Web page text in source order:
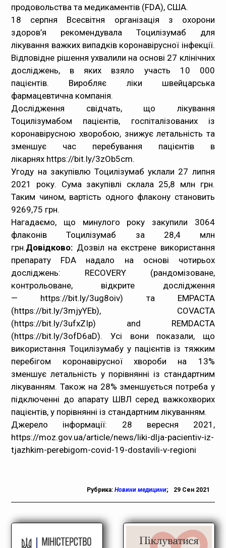
продовольства та медикаментів (FDA), США.
18 серпня Всесвітня організація з охорони
здоров’я рекомендувала Тоцилізумаб для
лікування важких випадків коронавірусної інфекції.
Відповідне рішення ухвалили на основі 27 клінічних
досліджень, в яких взяло участь 10 000
пацієнтів. Виробляє ліки швейцарська
фармацевтична компанія.
Дослідження свідчать, що лікування
Тоцилізумабом пацієнтів, госпіталізованих із
коронавірусною хворобою, знижує летальність та
зменшує час перебування пацієнтів в
лікарнях https://bit.ly/3zOb5cm.
Угоду на закупівлю Тоцилізумаб уклали 27 липня
2021 року. Сума закупівлі склала 25,8 млн грн.
Таким чином, вартість одного флакону становить
9269,75 грн.
Нагадаємо, що минулого року закупили 3064
флаконів Тоцилізумаб за 28,4 млн
грн.Довідково: Дозвіл на екстрене використання
препарату FDA надало на основі чотирьох
досліджень: RECOVERY (рандомізоване,
контрольоване, відкрите дослідження
— https://bit.ly/3ug8oiv) та EMPACTA
(https://bit.ly/3mjyYEb), COVACTA
(https://bit.ly/3ufxZIp) and REMDACTA
(https://bit.ly/3ofD6aD). Усі вони показали, що
використання Тоцилізумабу у пацієнтів із тяжким
перебігом коронавірусної хвороби на 13%
зменшує летальність у порівнянні із стандартним
лікуванням. Також на 28% зменшується потреба у
підключенні до апарату ШВЛ серед важкохворих
пацієнтів, у порівнянні із стандартним лікуванням.
Джерело інформації: 28 вересня 2021,
https://moz.gov.ua/article/news/liki-dlja-pacientiv-iz-
tjazhkim-perebigom-covid-19-dostavili-v-regioni
Рубрика: Новини медицини; 29 Сен 2021